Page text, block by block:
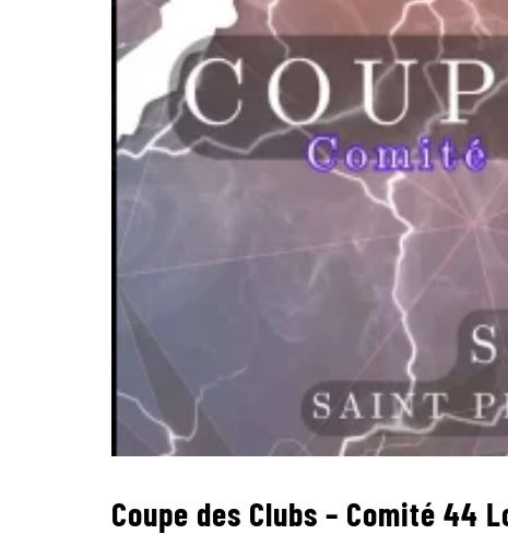
Coupe des Clubs – Comité 44